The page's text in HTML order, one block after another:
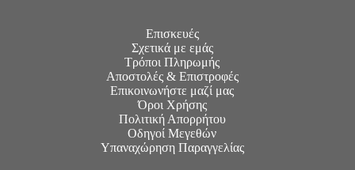
Επισκευές
Σχετικά με εμάς
Τρόποι Πληρωμής
Αποστολές & Επιστροφές
Επικοινωνήστε μαζί μας
Όροι Χρήσης
Πολιτική Απορρήτου
Οδηγοί Μεγεθών
Υπαναχώρηση Παραγγελίας